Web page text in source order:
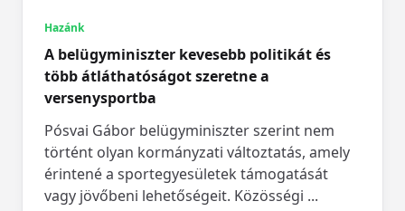
Hazánk
A belügyminiszter kevesebb politikát és
több átláthatóságot szeretne a
versenysportba
Pósvai Gábor belügyminiszter szerint nem
történt olyan kormányzati változtatás, amely
érintené a sportegyesületek támogatását
vagy jövőbeni lehetőségeit. Közösségi ...